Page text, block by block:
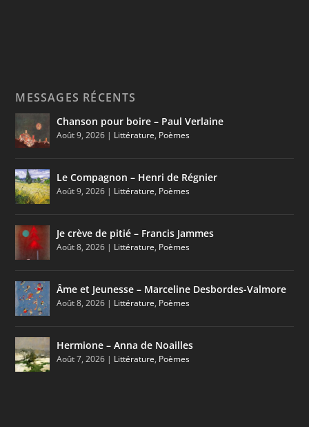
MESSAGES RÉCENTS
Chanson pour boire – Paul Verlaine
Août 9, 2026 | Littérature, Poèmes
Le Compagnon – Henri de Régnier
Août 9, 2026 | Littérature, Poèmes
Je crève de pitié – Francis Jammes
Août 8, 2026 | Littérature, Poèmes
Âme et Jeunesse – Marceline Desbordes-Valmore
Août 8, 2026 | Littérature, Poèmes
Hermione – Anna de Noailles
Août 7, 2026 | Littérature, Poèmes